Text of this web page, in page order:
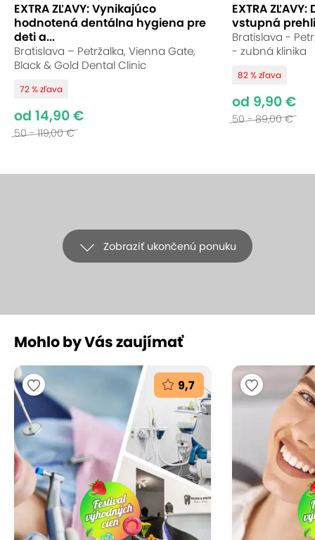
EXTRA ZĽAVY: Vynikajúco
hodnotená dentálna hygiena pre
deti a...
Bratislava – Petržalka, Vienna Gate,
Black & Gold Dental Clinic
72 % zľava
od 14,90 €
50 - 119,00 €
EXTRA
vstupná
Bratislava -
- zubná klinika
82 % zľava
od 9,90 €
50 - 89,00 €
Zobraziť ukončenú ponuku
EXTRA CENY: Profesionálna dentálna
hygiena s pieskovaním v Starom
Meste
Luxlite Europe s.r.o., Bratislava – Staré Mesto (mapa)
9.5 Vynikajúce hodnotenie
Krásny a zdravý úsmev vám zabezpečí len jedna
Mohlo by Vás zaujímať
9,7